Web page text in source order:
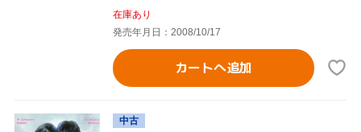
在庫あり
発売年月日：2008/10/17
カートへ追加
中古